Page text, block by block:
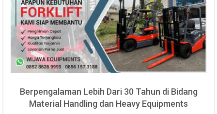
Berpengalaman Lebih Dari 30 Tahun di Bidang
Material Handling dan Heavy Equipments